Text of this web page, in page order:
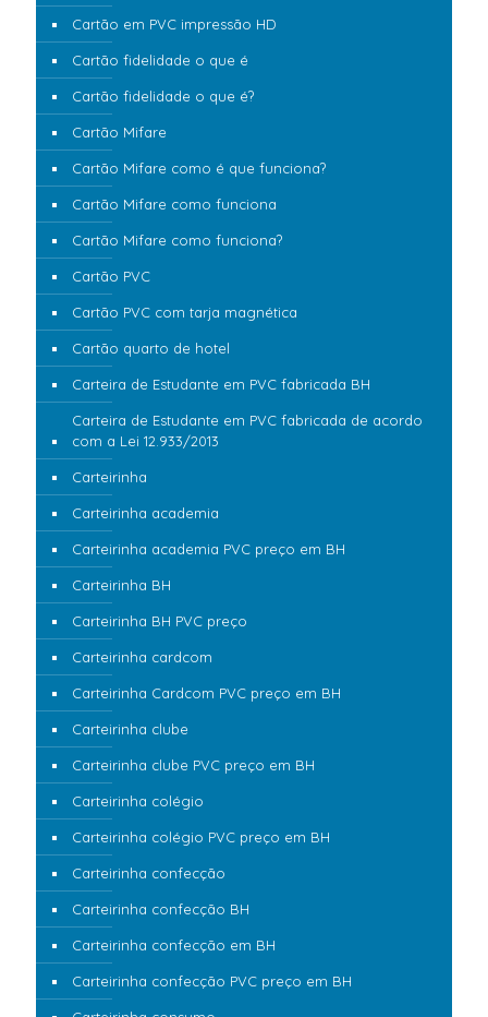
Cartão em PVC impressão HD
Cartão fidelidade o que é
Cartão fidelidade o que é?
Cartão Mifare
Cartão Mifare como é que funciona?
Cartão Mifare como funciona
Cartão Mifare como funciona?
Cartão PVC
Cartão PVC com tarja magnética
Cartão quarto de hotel
Carteira de Estudante em PVC fabricada BH
Carteira de Estudante em PVC fabricada de acordo
com a Lei 12.933/2013
Carteirinha
Carteirinha academia
Carteirinha academia PVC preço em BH
Carteirinha BH
Carteirinha BH PVC preço
Carteirinha cardcom
Carteirinha Cardcom PVC preço em BH
Carteirinha clube
Carteirinha clube PVC preço em BH
Carteirinha colégio
Carteirinha colégio PVC preço em BH
Carteirinha confecção
Carteirinha confecção BH
Carteirinha confecção em BH
Carteirinha confecção PVC preço em BH